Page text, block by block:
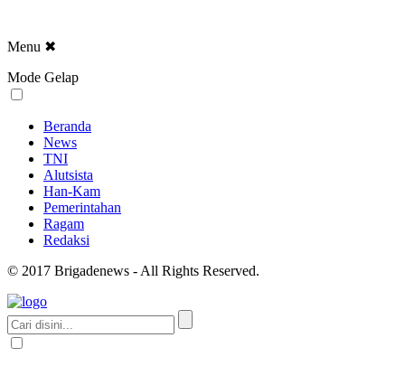
Menu ✖
Mode Gelap
Beranda
News
TNI
Alutsista
Han-Kam
Pemerintahan
Ragam
Redaksi
© 2017 Brigadenews - All Rights Reserved.